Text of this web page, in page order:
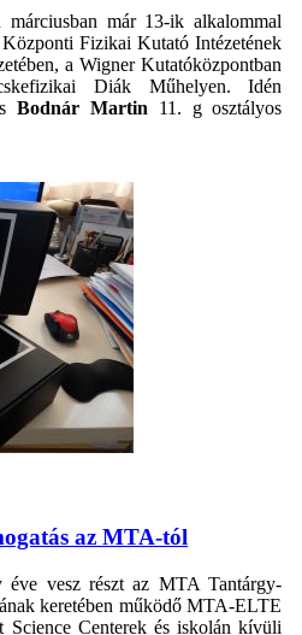
már 13-ik alkalommal
Fizikai Kutató Intézetének
a Wigner Kutatóközpontban
Diák Műhelyen. Idén
Bodnár Martin 11. g osztályos
az MTA-tól
vesz részt az MTA Tantárgy-
keretében működő MTA-ELTE
Science Centerek és iskolán kívüli